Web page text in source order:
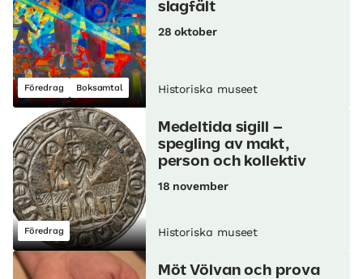
Föredrag Boksamtal
slagfält
28 oktober
Historiska museet
Föredrag
Medeltida sigill –
spegling av makt,
person och kollektiv
18 november
Historiska museet
Möt Völvan och prova